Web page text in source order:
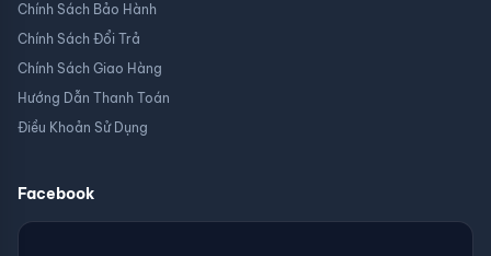
Chính Sách Bảo Hành
Chính Sách Đổi Trả
Chính Sách Giao Hàng
Hướng Dẫn Thanh Toán
Điều Khoản Sử Dụng
Facebook